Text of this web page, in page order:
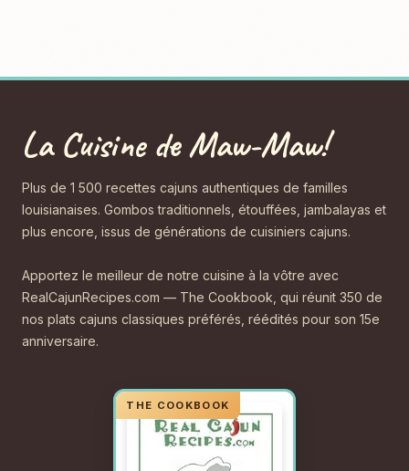
La Cuisine de Maw-Maw!
Plus de 1 500 recettes cajuns authentiques de familles
louisianaises. Gombos traditionnels, étouffées, jambalayas et
plus encore, issus de générations de cuisiniers cajuns.
Apportez le meilleur de notre cuisine à la vôtre avec
RealCajunRecipes.com — The Cookbook, qui réunit 350 de
nos plats cajuns classiques préférés, réédités pour son 15e
anniversaire.